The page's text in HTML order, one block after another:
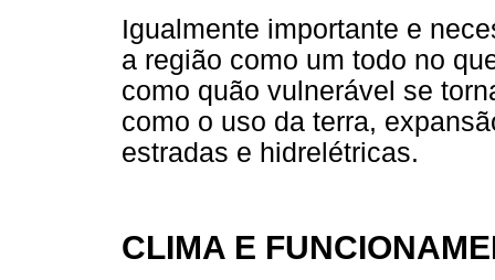
Igualmente importante e
a região como um todo no
como quão vulnerável se
como o uso da terra,
estradas e hidrelétricas.
CLIMA E